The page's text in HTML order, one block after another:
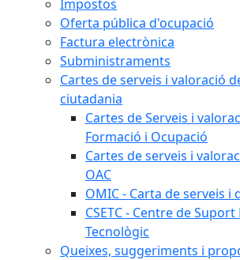
Impostos
Oferta pública d'ocupació
Factura electrònica
Subministraments
Cartes de serveis i valoració
ciutadania
Cartes de Serveis i
Formació i Ocupació
Cartes de serveis i
OAC
OMIC - Carta de serveis i
CSETC - Centre de
Tecnològic
Queixes, suggeriments i